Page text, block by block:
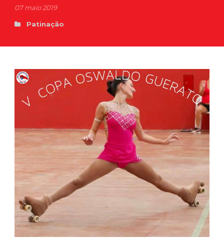
07 maio 2019
Patinação